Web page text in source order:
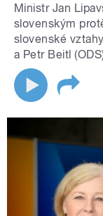
Ministr Jan
slovenským
slovenské
a Petr Beitl